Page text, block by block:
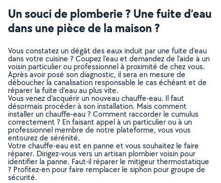
Un souci de plomberie ? Une fuite d’eau
dans une pièce de la maison ?
Vous constatez un dégât des eaux induit par une fuite d’eau
dans votre cuisine ? Coupez l’eau et demandez de l’aide à un
voisin particulier ou professionnel à proximité de chez vous.
Après avoir posé son diagnostic, il sera en mesure de
déboucher la canalisation responsable le cas échéant et de
réparer la fuite d’eau au plus vite.
Vous venez d’acquérir un nouveau chauffe-eau. Il faut
désormais procéder à son installation. Mais comment
installer un chauffe-eau ? Comment raccorder le cumulus
correctement ? En faisant appel à un particulier ou à un
professionnel membre de notre plateforme, vous vous
entourez de sérénité.
Votre chauffe-eau est en panne et vous souhaitez le faire
réparer. Dirigez-vous vers un artisan plombier voisin pour
identifier la panne. Faut-il réparer le mitigeur thermostatique
? Profitez-en pour faire remplacer le siphon pour groupe de
sécurité.